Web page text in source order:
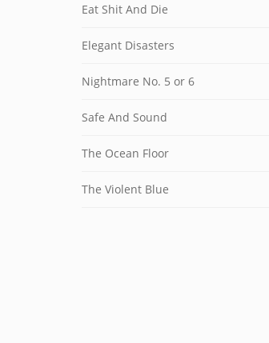
Eat Shit And Die
Elegant Disasters
Nightmare No. 5 or 6
Safe And Sound
The Ocean Floor
The Violent Blue